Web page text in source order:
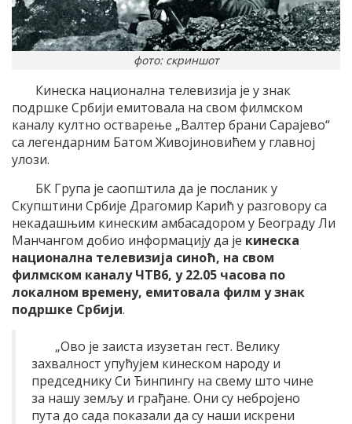
фото: скриншот
Кинеска национална телевизија је у знак
подршке Србији емитовала на свом филмском
каналу култно остварење „Валтер брани Сарајево“
са легендарним Батом Живојиновићем у главној
улози.
БК Група је саопштила да је посланик у
Скупштини Србије Драгомир Карић у разговору са
некадашњим кинеским амбасадором у Београду Ли
Манчангом добио информацију да је кинеска
национална телевизија синоћ, на свом
филмском каналу ЧТВ6, у 22.05 часова по
локалном времену, емитовала филм у знак
подршке Србији.
„Ово је заиста изузетан гест. Велику
захвалност упућујем кинеском народу и
председнику Си Ђинпингу на свему што чине
за нашу земљу и грађане. Они су небројено
пута до сада показали да су наши искрени